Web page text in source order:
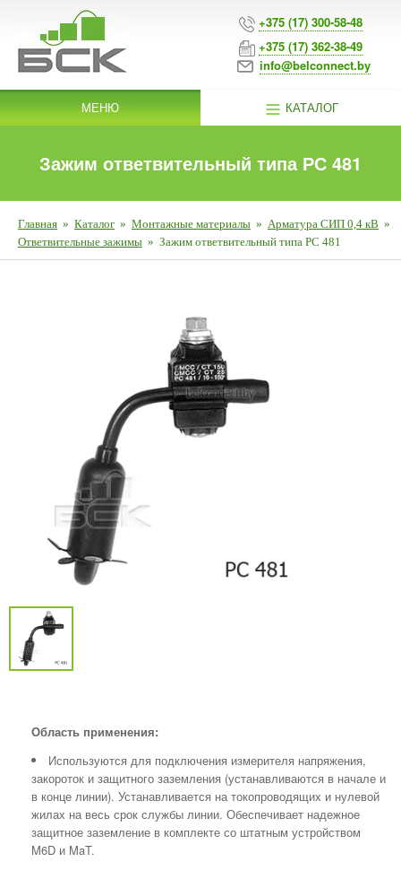
+375 (17) 300-58-48
+375 (17) 362-38-49
info@belconnect.by
МЕНЮ КАТАЛОГ
Зажим ответвительный типа РС 481
Главная » Каталог » Монтажные материалы » Арматура СИП 0,4 кВ »
Ответвительные зажимы » Зажим ответвительный типа РС 481
Область применения:
Используются для подключения измерителя напряжения,
закороток и защитного заземления (устанавливаются в начале и
в конце линии). Устанавливается на токопроводящих и нулевой
жилах на весь срок службы линии. Обеспечивает надежное
защитное заземление в комплекте со штатным устройством
M6D и MaT.